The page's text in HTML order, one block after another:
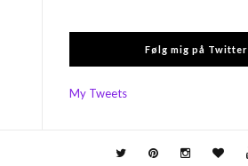
Følg mig på Twitter
My Tweets